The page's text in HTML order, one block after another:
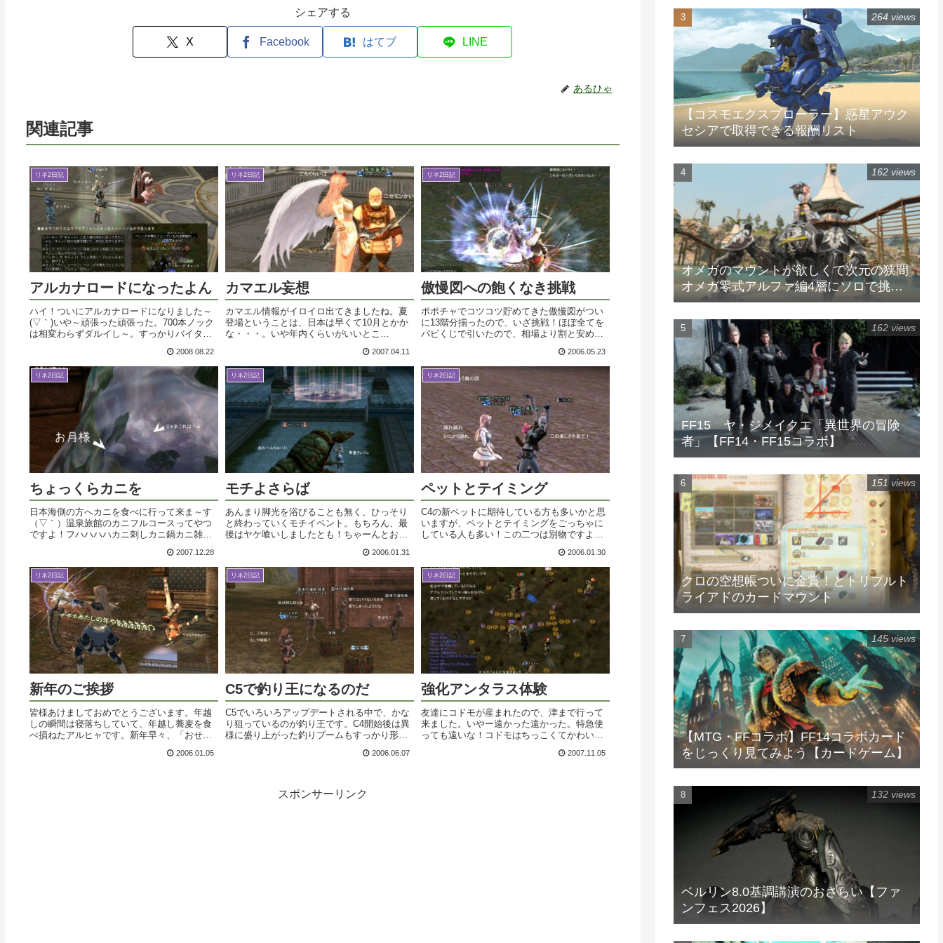
シェアする
X Facebook はてブ LINE
あるひゃ
関連記事
リネ2日記
アルカナロードになったよん
ハイ！ついにアルカナロードになりました～
(▽｀)いや～頑張った頑張った。700本ノック
は相変わらずダルイし～。すっかりバイタリ
ルカナロードの転クエは最後まで恋愛のもつ
れがメインテーマという異色なクエ展...
2008.08.22
リネ2日記
カマエル妄想
カマエル情報がイロイロ出てきましたね。夏
登場ということは、日本は早くて10月とかか
な・・・。いや年内くらいがいいとこ
なって飛べるとか？戦闘中とかはどうでもい
いんだあああ。普段のお散歩に飛べるように
して...
2007.04.11
リネ2日記
傲慢図への飽くなき挑戦
ポポチャでコツコツ貯めてきた傲慢図がつい
に13階分揃ったので、いざ挑戦！ほぼ全てを
パピくじで引いたので、相場より割と安めに
よう～＞ｗ＜まずは売ってお金作って再度挑
戦がいいのかしら～。それとも実物作っち...
2006.05.23
リネ2日記
ちょっくらカニを
日本海側の方へカニを食べに行って来ま～す
（▽｀）温泉旅館のカニフルコースってやつ
ですよ！フハハハハカニ刺しカニ鍋カニ雑
になることでしょう・・。カラダといえば変
身したオニキスビーストのカラダを見てみる
と...
2007.12.28
リネ2日記
モチよさらば
あんまり脚光を浴びることも無く、ひっそり
と終わっていくモチイベント。もちろん、最
後はヤケ喰いしましたとも！ちゃーんとお供
お供えしてるよ・・。（2/1の日記を参照下さ
い）暗い・・暗すぎる・・淋しい子じゃ...
2006.01.31
リネ2日記
ペットとテイミング
C4の新ペットに期待している方も多いかと思
いますが、ペットとテイミングをごっちゃに
している人も多い！この二つは別物ですよ
コ・里芋・二羽トリの三種類のペット。それ
ぞれLv24～26から受けることができる...
2006.01.30
リネ2日記
新年のご挨拶
皆様あけましておめでとうございます。年越
しの瞬間は寝落ちしていて、年越し蕎麦を食
べ損ねたアルヒャです。新年早々、「おせち
が、一の重と二の重に何を盛りつけるんだ
2006.01.05
リネ2日記
C5で釣り王になるのだ
C5でいろいろアップデートされる中で、かな
り狙っているのが釣り王です。C4開始後は異
様に盛り上がった釣りブームもすっかり形を
けが各地で細々と釣っている状況。こんな現
2006.06.07
リネ2日記
強化アンタラス体験
友達にコドモが産まれたので、津まで行って
来ました。いやー遠かった遠かった。特急使
っても遠いな！コドモはちっこくてかわいか
煙席が取れなかったのだ。遅くなっちゃうし
2007.11.05
スポンサーリンク
【コスモエクスプローラー】惑星アウク
セシアで取得できる報酬リスト
264 views
オメガのマウントが欲しくて次元の狭間
オメガ零式アルファ編4層にソロで挑戦
してみた
162 views
FF15 ヤ・ジメイクエ「異世界の冒険
者」【FF14・FF15コラボ】
162 views
クロの空想帳ついに金賞！とトリプルト
ライアドのカードマウント
151 views
【MTG・FFコラボ】FF14コラボカード
をじっくり見てみよう【カードゲーム】
145 views
ベルリン8.0基調講演のおさらい【ファ
ンフェス2026】
132 views